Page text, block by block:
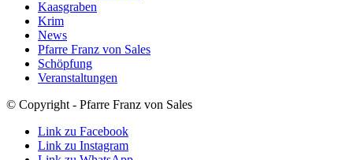
Kaasgraben
Krim
News
Pfarre Franz von Sales
Schöpfung
Veranstaltungen
© Copyright - Pfarre Franz von Sales
Link zu Facebook
Link zu Instagram